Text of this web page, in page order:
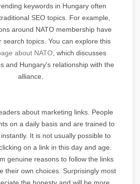
keywords in Hungary often
SEO topics. For example,
around NATO membership have
search topics. You can explore this
about NATO, which discusses
and Hungary's relationship with the
alliance.
about marketing links. People
on a daily basis and are trained to
It is not usually possible to
on a link in this day and age.
genuine reasons to follow the links
their own choices. Surprisingly most
the honesty and will be more